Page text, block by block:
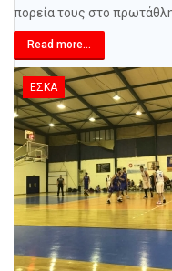
πορεία τους στο
Read more...
ΕΣΚΑ